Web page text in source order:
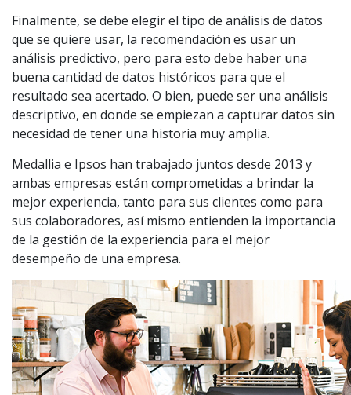
Finalmente, se debe elegir el tipo de análisis de datos
que se quiere usar, la recomendación es usar un
análisis predictivo, pero para esto debe haber una
buena cantidad de datos históricos para que el
resultado sea acertado. O bien, puede ser una análisis
descriptivo, en donde se empiezan a capturar datos sin
necesidad de tener una historia muy amplia.
Medallia e Ipsos han trabajado juntos desde 2013 y
ambas empresas están comprometidas a brindar la
mejor experiencia, tanto para sus clientes como para
sus colaboradores, así mismo entienden la importancia
de la gestión de la experiencia para el mejor
desempeño de una empresa.